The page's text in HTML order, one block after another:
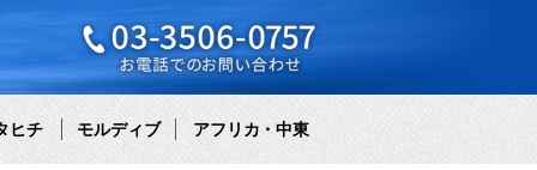
ヒチ モルディブ アフリカ・中東